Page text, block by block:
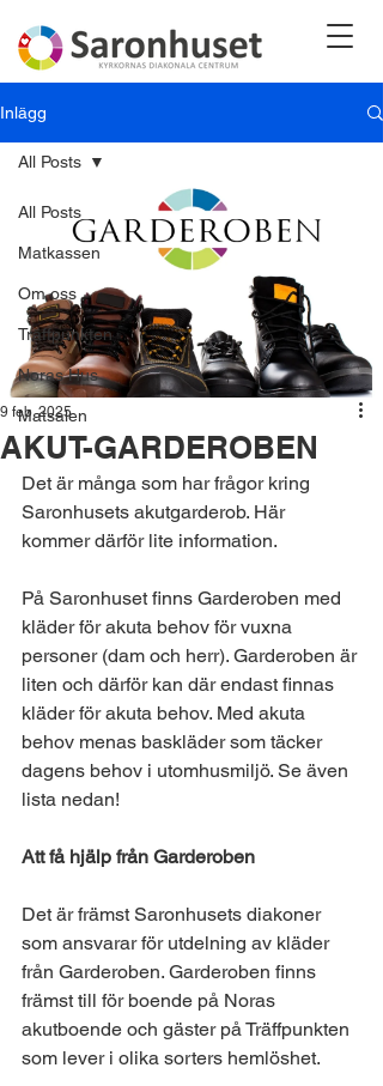
Inlägg
All Posts
Matkassen
Om oss
Träffpunkten
Noras Hus
Matsalen
All Posts
AKUT-GARDEROBEN
9 feb. 2025
Det är många som har frågor kring
Saronhusets akutgarderob. Här
kommer därför lite information.
På Saronhuset finns Garderoben med
kläder för akuta behov för vuxna
personer (dam och herr). Garderoben är
liten och därför kan där endast finnas
kläder för akuta behov. Med akuta
behov menas baskläder som täcker
dagens behov i utomhusmiljö. Se även
lista nedan!
Att få hjälp från Garderoben
Det är främst Saronhusets diakoner
som ansvarar för utdelning av kläder
från Garderoben. Garderoben finns
främst till för boende på Noras
akutboende och gäster på Träffpunkten
som lever i olika sorters hemlöshet.